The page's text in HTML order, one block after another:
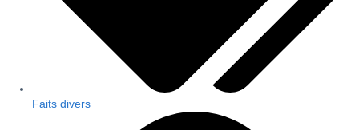
Faits divers